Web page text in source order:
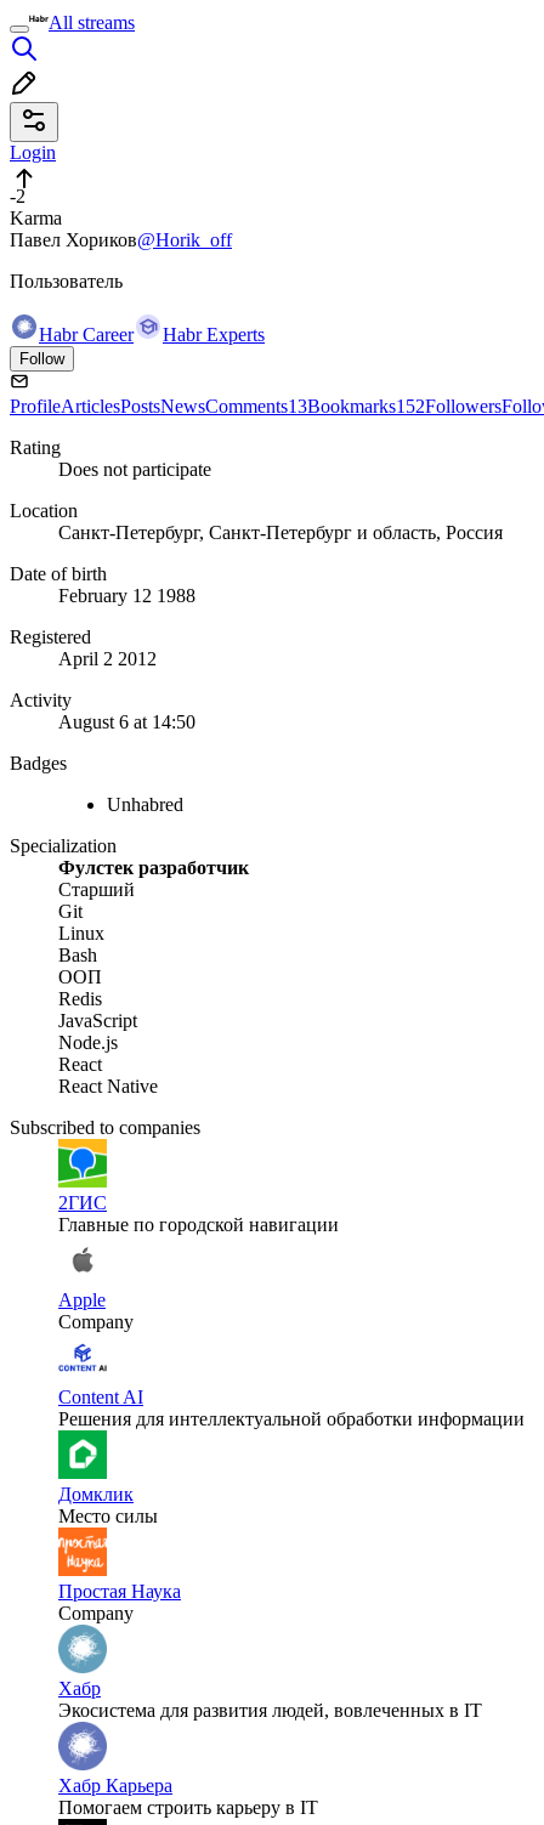
All streams
Login
-2
Karma
Павел Хориков@Horik_off
Пользователь
Habr Career Habr Experts
Follow
ProfileArticlesPostsNewsComments13Bookmarks152Followers
Rating
Does not participate
Location
Санкт-Петербург, Санкт-Петербург и область, Россия
Date of birth
February 12 1988
Registered
April 2 2012
Activity
August 6 at 14:50
Badges
Unhabred
Specialization
Фулстек разработчик
Старший
Git
Linux
Bash
ООП
Redis
JavaScript
Node.js
React
React Native
Subscribed to companies
2ГИС
Главные по городской навигации
Apple
Company
Content AI
Решения для интеллектуальной обработки информации
Домклик
Место силы
Простая Наука
Company
Хабр
Экосистема для развития людей, вовлеченных в IT
Хабр Карьера
Помогаем строить карьеру в IT